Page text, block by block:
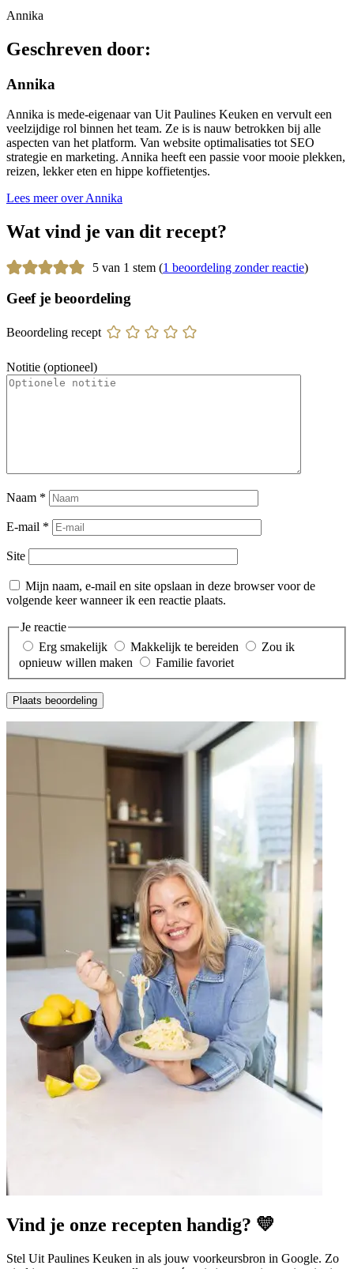
Annika
Geschreven door:
Annika
Annika is mede-eigenaar van Uit Paulines Keuken en vervult een
veelzijdige rol binnen het team. Ze is is nauw betrokken bij alle
aspecten van het platform. Van website optimalisaties tot SEO
strategie en marketing. Annika heeft een passie voor mooie plekken,
reizen, lekker eten en hippe koffietentjes.
Lees meer over Annika
Wat vind je van dit recept?
5 van 1 stem (1 beoordeling zonder reactie)
Geef je beoordeling
Beoordeling recept
Notitie (optioneel)
Naam *
E-mail *
Site
Mijn naam, e-mail en site opslaan in deze browser voor de
volgende keer wanneer ik een reactie plaats.
Je reactie
Erg smakelijk
Makkelijk te bereiden
Zou ik
opnieuw willen maken
Familie favoriet
Plaats beoordeling
Vind je onze recepten handig? 💛
Stel Uit Paulines Keuken in als jouw voorkeursbron in Google. Zo